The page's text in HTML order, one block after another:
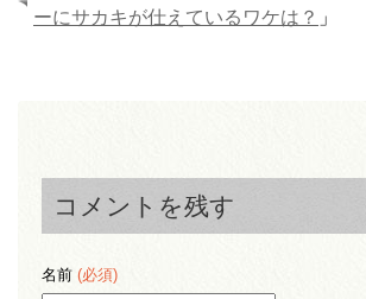
ーにサカキが仕えているワケは？ 」
コメントを残す
名前 (必須)